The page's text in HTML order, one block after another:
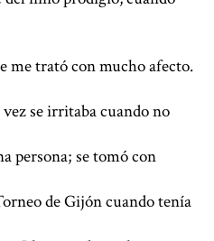
trató con mucho afecto.
se irritaba cuando no
persona; se tomó con
de Gijón cuando tenía